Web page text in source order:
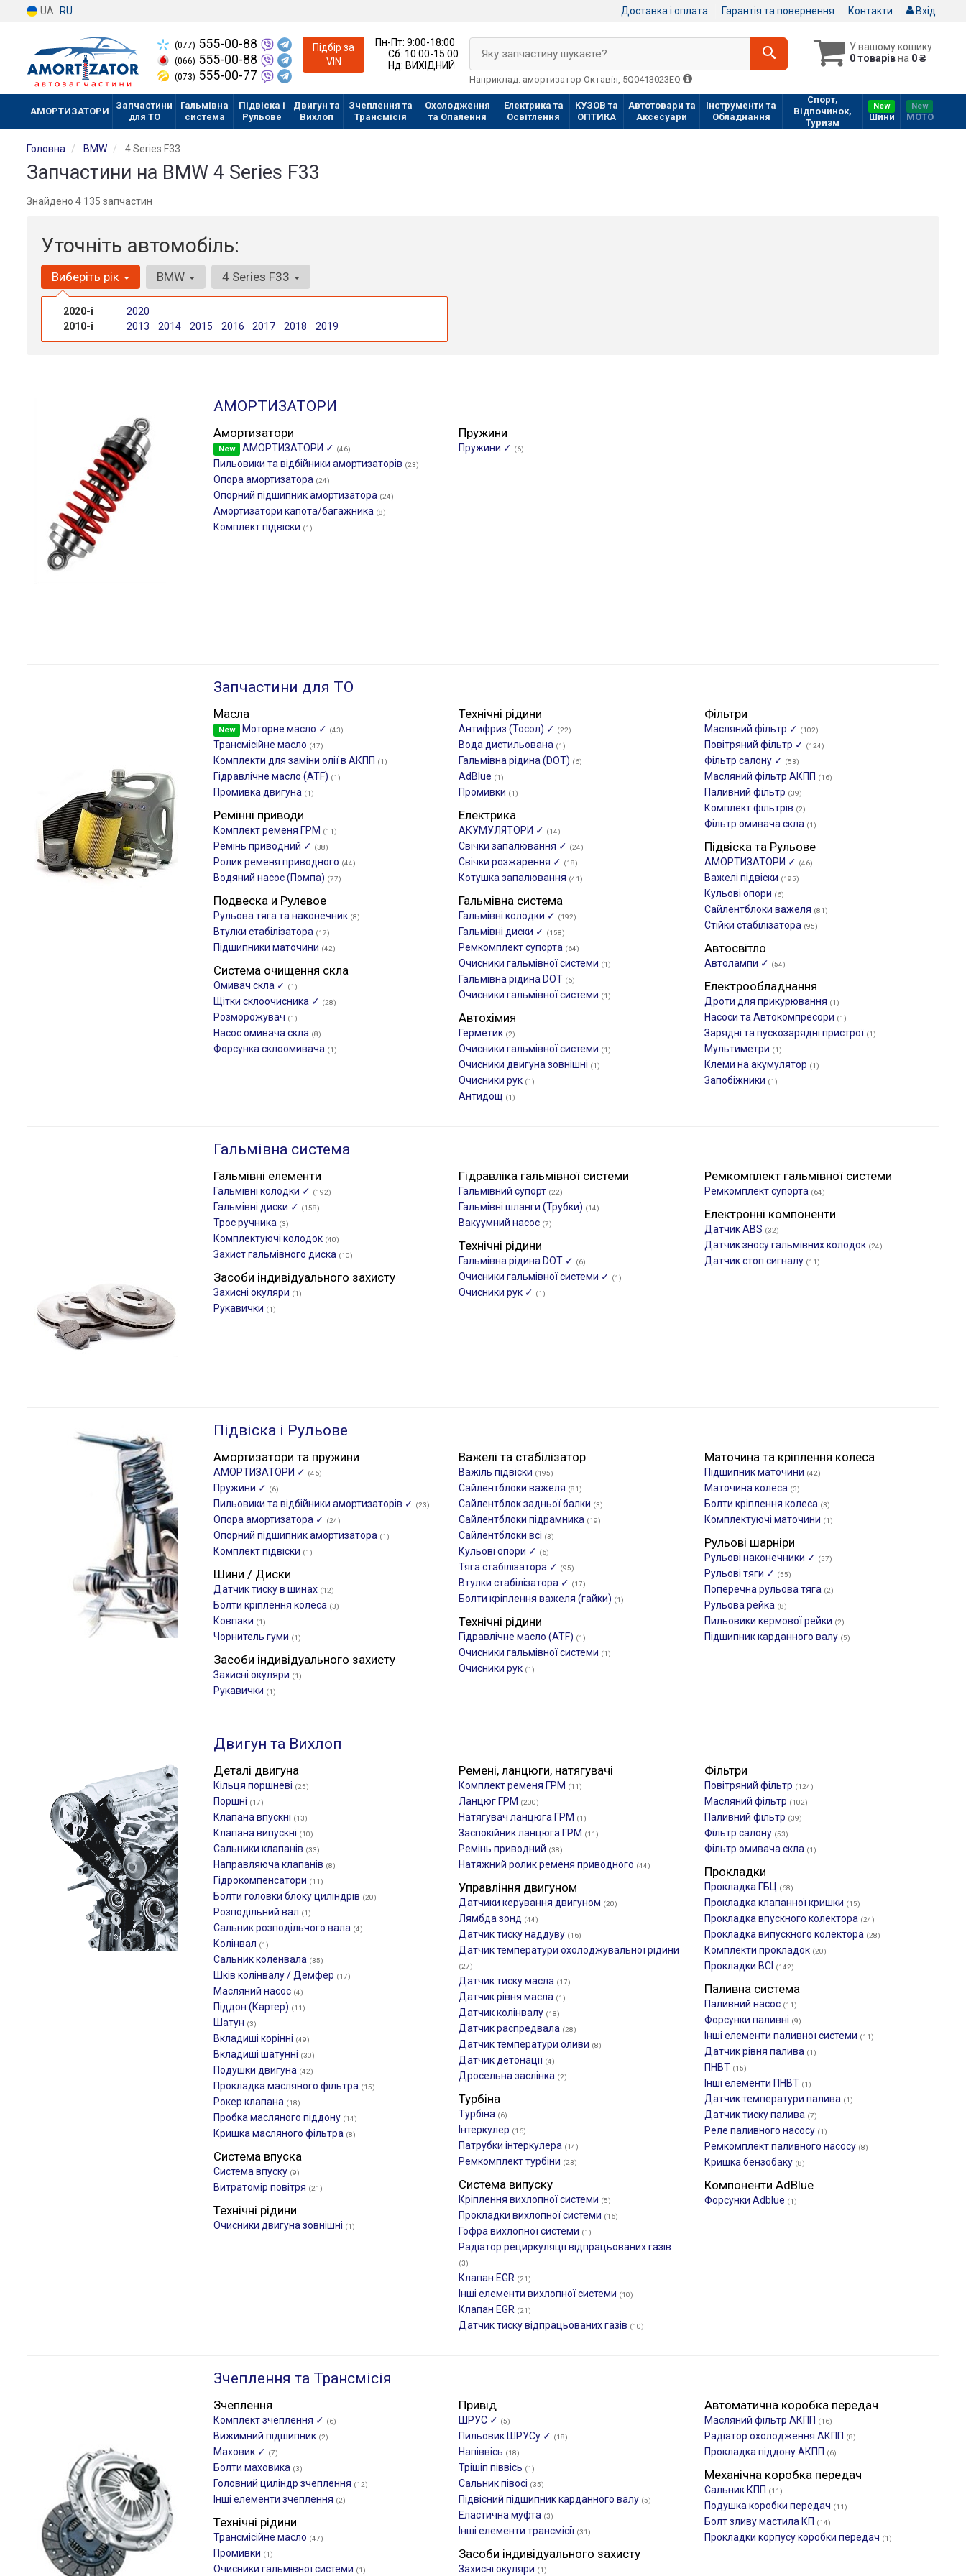
UA RU Доставка і оплата Гарантія та повернення Контакти Вхід
(077) 555-00-88
(066) 555-00-88
(073) 555-00-77
Підбір за
VIN
Пн-Пт:9:00-18:00
Сб: 10:00-15:00
Нд: ВИХІДНИЙ
У вашому кошику
0 товарівна 0 ₴
Яку запчастину шукаєте?
Наприклад: амортизатор Октавія, 5Q0413023EQ
АМОРТИЗАТОРИ
Запчастини
для ТО
Гальмівна
система
Підвіска і
Рульове
Двигун та
Вихлоп
Зчеплення та
Трансмісія
Охолодження
та Опалення
Електрика та
Освітлення
КУЗОВ та
ОПТИКА
Автотовари та
Аксесуари
Інструменти та
Обладнання
Спорт,
Відпочинок,
Туризм
New
Шини
New
МOTO
Головна BMW 4 Series F33
Запчастини на BMW 4 Series F33
Знайдено 4 135 запчастин
Уточніть автомобіль:
Виберіть рік
2020-і
2020
2010-і
2013 2014 2015 2016 2017 2018 2019
BMW 4 Series F33
АМОРТИЗАТОРИ
Амортизатори
New АМОРТИЗАТОРИ ✓ (46)
Пильовики та відбійники амортизаторів (23)
Опора амортизатора (24)
Опорний підшипник амортизатора (24)
Амортизатори капота/багажника (8)
Комплект підвіски (1)
Пружини
Пружини ✓ (6)
Запчастини для ТО
Масла
New Моторне масло ✓ (43)
Трансмісійне масло (47)
Комплекти для заміни олії в АКПП (1)
Гідравлічне масло (ATF) (1)
Промивка двигуна (1)
Технічні рідини
Антифриз (Тосол) ✓ (22)
Вода дистильована (1)
Гальмівна рідина (DOT) (6)
AdBlue (1)
Промивки (1)
Фільтри
Масляний фільтр ✓ (102)
Повітряний фільтр ✓ (124)
Фільтр салону ✓ (53)
Масляний фільтр АКПП (16)
Паливний фільтр (39)
Комплект фільтрів (2)
Фільтр омивача скла (1)
Ремінні приводи
Комплект ременя ГРМ (11)
Ремінь приводний ✓ (38)
Ролик ременя приводного (44)
Водяний насос (Помпа) (77)
Електрика
АКУМУЛЯТОРИ ✓ (14)
Свічки запалювання ✓ (24)
Свічки розжарення ✓ (18)
Котушка запалювання (41)
Підвіска та Рульове
АМОРТИЗАТОРИ ✓ (46)
Важелі підвіски (195)
Кульові опори (6)
Сайлентблоки важеля (81)
Стійки стабілізатора (95)
Подвеска и Рулевое
Рульова тяга та наконечник (8)
Втулки стабілізатора (17)
Підшипники маточини (42)
Гальмівна система
Гальмівні колодки ✓ (192)
Гальмівні диски ✓ (158)
Ремкомплект супорта (64)
Очисники гальмівної системи (1)
Гальмівна рідина DOT (6)
Очисники гальмівної системи (1)
Автосвітло
Автолампи ✓ (54)
Система очищення скла
Омивач скла ✓ (1)
Щітки склоочиcника ✓ (28)
Розморожувач (1)
Насос омивача скла (8)
Форсунка склоомивача (1)
Електрообладнання
Дроти для прикурювання (1)
Насоси та Автокомпресори (1)
Зарядні та пускозарядні пристрої (1)
Мультиметри (1)
Клеми на акумулятор (1)
Запобіжники (1)
Автохімия
Герметик (2)
Очисники гальмівної системи (1)
Очисники двигуна зовнішні (1)
Очисники рук (1)
Антидощ (1)
Гальмівна система
Гальмівні елементи
Гальмівні колодки ✓ (192)
Гальмівні диски ✓ (158)
Трос ручника (3)
Комплектуючі колодок (40)
Захист гальмівного диска (10)
Гідравліка гальмівної системи
Гальмівний супорт (22)
Гальмівні шланги (Трубки) (14)
Вакуумний насос (7)
Ремкомплект гальмівної системи
Ремкомплект супорта (64)
Електронні компоненти
Датчик ABS (32)
Датчик зносу гальмівних колодок (24)
Датчик стоп сигналу (11)
Технічні рідини
Гальмівна рідина DOT ✓ (6)
Очисники гальмівної системи ✓ (1)
Очисники рук ✓ (1)
Засоби індивідуального захисту
Захисні окуляри (1)
Рукавички (1)
Підвіска і Рульове
Амортизатори та пружини
АМОРТИЗАТОРИ ✓ (46)
Пружини ✓ (6)
Пильовики та відбійники амортизаторів ✓ (23)
Опора амортизатора ✓ (24)
Опорний підшипник амортизатора (1)
Комплект підвіски (1)
Важелі та стабілізатор
Важіль підвіски (195)
Сайлентблоки важеля (81)
Сайлентблок задньої балки (3)
Сайлентблоки підрамника (19)
Сайлентблоки всі (3)
Кульові опори ✓ (6)
Тяга стабілізатора ✓ (95)
Втулки стабілізатора ✓ (17)
Болти кріплення важеля (гайки) (1)
Маточина та кріплення колеса
Підшипник маточини (42)
Маточина колеса (3)
Болти кріплення колеса (3)
Комплектуючі маточини (1)
Рульові шарніри
Рульові наконечники ✓ (57)
Рульові тяги ✓ (55)
Поперечна рульова тяга (2)
Рульова рейка (8)
Пильовики кермової рейки (2)
Підшипник карданного валу (5)
Шини / Диски
Датчик тиску в шинах (12)
Болти кріплення колеса (3)
Ковпаки (1)
Чорнитель гуми (1)
Технічні рідини
Гідравлічне масло (ATF) (1)
Очисники гальмівної системи (1)
Очисники рук (1)
Засоби індивідуального захисту
Захисні окуляри (1)
Рукавички (1)
Двигун та Вихлоп
Деталі двигуна
Кільця поршневі (25)
Поршні (17)
Клапана впускні (13)
Клапана випускні (10)
Сальники клапанів (33)
Направляюча клапанів (8)
Гідрокомпенсатори (11)
Болти головки блоку циліндрів (20)
Розподільний вал (1)
Сальник розподільчого вала (4)
Колінвал (1)
Сальник коленвала (35)
Шків колінвалу / Демфер (17)
Масляний насос (4)
Піддон (Картер) (11)
Шатун (3)
Вкладиші корінні (49)
Вкладиші шатунні (30)
Подушки двигуна (42)
Прокладка масляного фільтра (15)
Рокер клапана (18)
Пробка масляного піддону (14)
Кришка масляного фільтра (8)
Ремені, ланцюги, натягувачі
Комплект ременя ГРМ (11)
Ланцюг ГРМ (200)
Натягувач ланцюга ГРМ (1)
Заспокійник ланцюга ГРМ (11)
Ремінь приводний (38)
Натяжний ролик ременя приводного (44)
Фільтри
Повітряний фільтр (124)
Масляний фільтр (102)
Паливний фільтр (39)
Фільтр салону (53)
Фільтр омивача скла (1)
Прокладки
Прокладка ГБЦ (68)
Прокладка клапанної кришки (15)
Прокладка впускного колектора (24)
Прокладка випускного колектора (28)
Комплекти прокладок (20)
Прокладки ВСІ (142)
Управління двигуном
Датчики керування двигуном (20)
Лямбда зонд (44)
Датчик тиску наддуву (16)
Датчик температури охолоджувальної рідини
(27)
Датчик тиску масла (17)
Датчик рівня масла (1)
Датчик колінвалу (18)
Датчик распредвала (28)
Датчик температури оливи (8)
Датчик детонації (4)
Дросельна заслінка (2)
Паливна система
Паливний насос (11)
Форсунки паливні (9)
Інші елементи паливної системи (11)
Датчик рівня палива (1)
ПНВТ (15)
Інші елементи ПНВТ (1)
Датчик температури палива (1)
Датчик тиску палива (7)
Реле паливного насосу (1)
Ремкомплект паливного насосу (8)
Кришка бензобаку (8)
Турбіна
Турбіна (6)
Інтеркулер (16)
Патрубки інтеркулера (14)
Ремкомплект турбіни (23)
Система впуска
Система впуску (9)
Витратомір повітря (21) Система випуску
Кріплення вихлопної системи (5)
Прокладки вихлопної системи (16)
Гофра вихлопної системи (1)
Радіатор рециркуляції відпрацьованих газів
(3)
Клапан EGR (21)
Інші елементи вихлопної системи (10)
Клапан EGR (21)
Датчик тиску відпрацьованих газів (10)
Компоненти AdBlue
Форсунки Adblue (1)
Технічні рідини
Очисники двигуна зовнішні (1)
Зчеплення та Трансмісія
Зчеплення
Комплект зчеплення ✓ (6)
Вижимний підшипник (2)
Маховик ✓ (7)
Болти маховика (3)
Головний циліндр зчеплення (12)
Інші елементи зчеплення (2)
Привід
ШРУС ✓ (5)
Пильовик ШРУСу ✓ (18)
Напіввісь (18)
Трішіп піввісь (1)
Сальник півосі (35)
Підвісний підшипник карданного валу (5)
Еластична муфта (3)
Інші елементи трансмісії (31)
Автоматична коробка передач
Масляний фільтр АКПП (16)
Радіатор охолодження АКПП (8)
Прокладка піддону АКПП (6)
Механічна коробка передач
Сальник КПП (11)
Подушка коробки передач (11)
Болт зливу мастила КП (14)
Прокладки корпусу коробки передач (1)
Технічні рідини
Трансмісійне масло (47)
Промивки (1)
Очисники гальмівної системи (1)
Засоби індивідуального захисту
Захисні окуляри (1)